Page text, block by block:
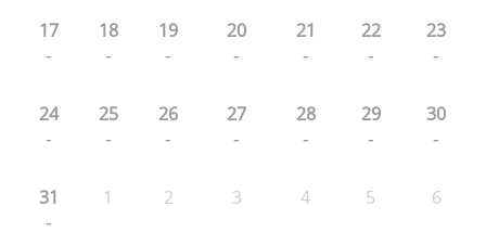
17
-
18
-
19
-
20
-
21
-
22
-
23
-
24
-
25
-
26
-
27
-
28
-
29
-
30
-
31
-
1 2 3 4 5 6